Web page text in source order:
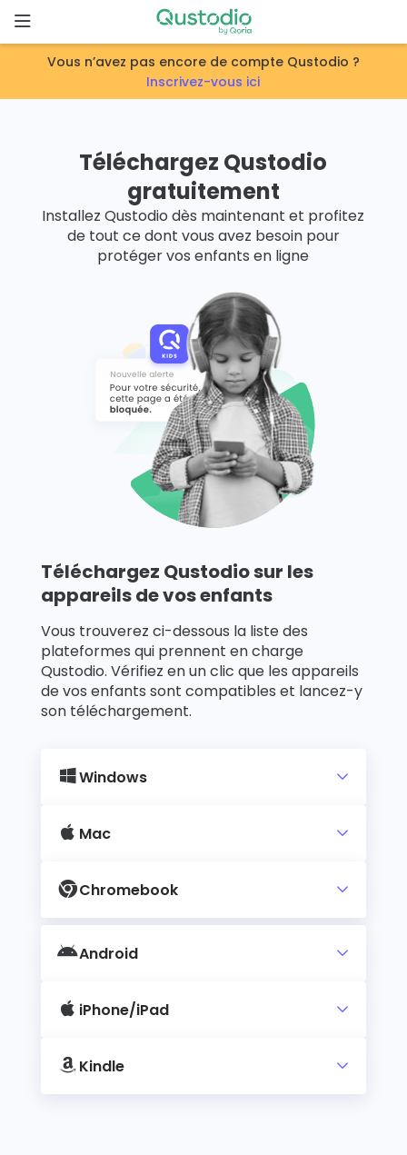
to
content
Page
Qustodio
Fonctionnalités
Téléchargements
Assistance
Se connecter S’inscrire
Vous n’avez pas encore de compte Qustodio ?
Inscrivez-vous ici
Téléchargez Qustodio
gratuitement
Installez Qustodio dès maintenant et profitez
de tout ce dont vous avez besoin pour
protéger vos enfants en ligne
Téléchargez Qustodio sur les
appareils de vos enfants
Vous trouverez ci-dessous la liste des
plateformes qui prennent en charge
Qustodio. Vérifiez en un clic que les appareils
de vos enfants sont compatibles et lancez-y
son téléchargement.
Windows
Mac
Chromebook
Android
iPhone/iPad
Kindle